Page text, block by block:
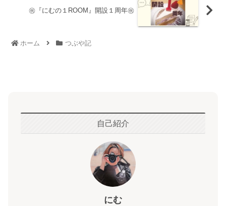
㊗『にむの１ROOM』開設１周年㊗
ホーム つぶや記
自己紹介
にむ